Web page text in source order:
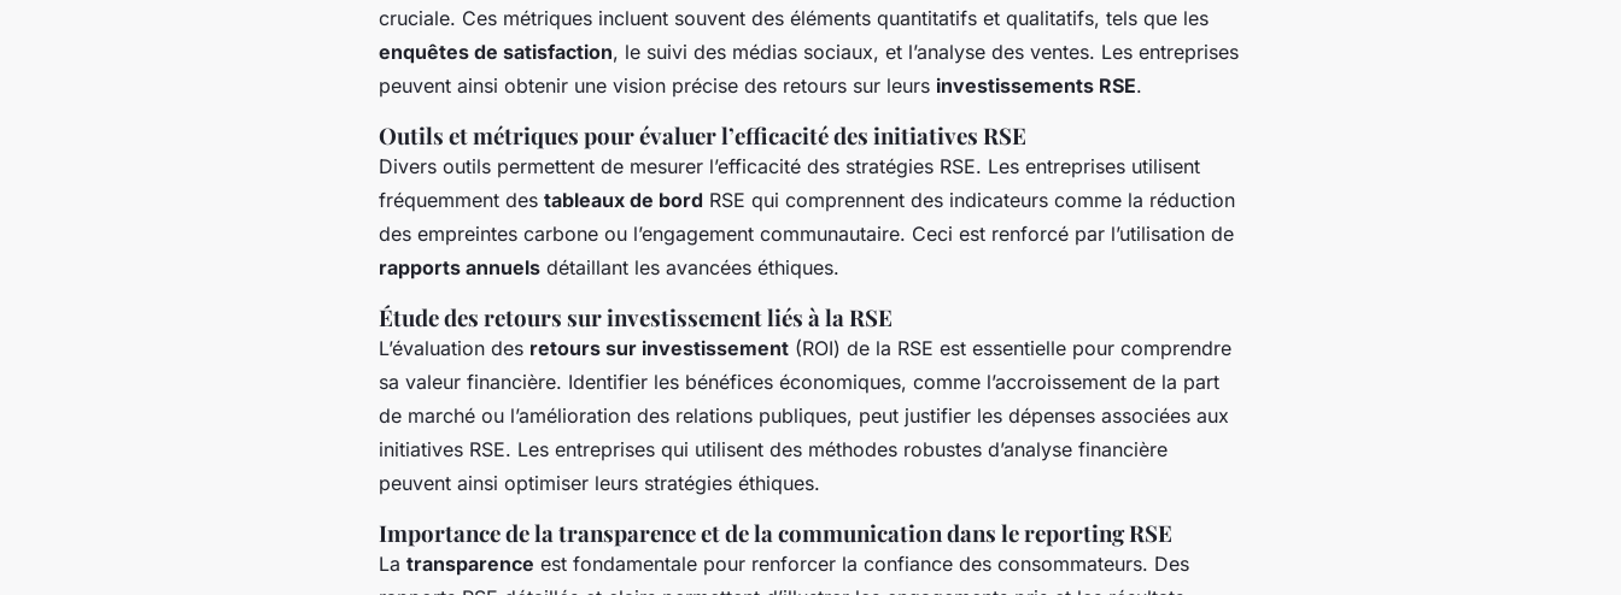
cruciale. Ces métriques incluent souvent des éléments quantitatifs et qualitatifs, tels que les
enquêtes de satisfaction, le suivi des médias sociaux, et l’analyse des ventes. Les entreprises
peuvent ainsi obtenir une vision précise des retours sur leurs investissements RSE.
Outils et métriques pour évaluer l’efficacité des initiatives RSE
Divers outils permettent de mesurer l’efficacité des stratégies RSE. Les entreprises utilisent
fréquemment des tableaux de bord RSE qui comprennent des indicateurs comme la réduction
des empreintes carbone ou l’engagement communautaire. Ceci est renforcé par l’utilisation de
rapports annuels détaillant les avancées éthiques.
Étude des retours sur investissement liés à la RSE
L’évaluation des retours sur investissement (ROI) de la RSE est essentielle pour comprendre
sa valeur financière. Identifier les bénéfices économiques, comme l’accroissement de la part
de marché ou l’amélioration des relations publiques, peut justifier les dépenses associées aux
initiatives RSE. Les entreprises qui utilisent des méthodes robustes d’analyse financière
peuvent ainsi optimiser leurs stratégies éthiques.
Importance de la transparence et de la communication dans le reporting RSE
La transparence est fondamentale pour renforcer la confiance des consommateurs. Des